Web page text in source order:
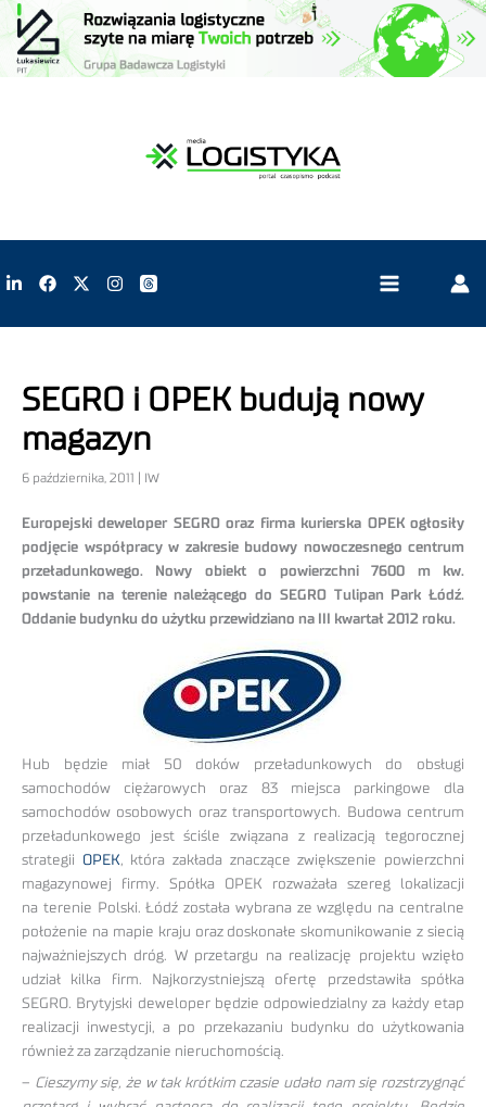
SEGRO i OPEK budują nowy
magazyn
6 października, 2011 | IW
Europejski deweloper SEGRO oraz firma kurierska OPEK ogłosiły
podjęcie współpracy w zakresie budowy nowoczesnego centrum
przeładunkowego. Nowy obiekt o powierzchni 7600 m kw.
powstanie na terenie należącego do SEGRO Tulipan Park Łódź.
Oddanie budynku do użytku przewidziano na III kwartał 2012 roku.
Hub będzie miał 50 doków przeładunkowych do obsługi
samochodów ciężarowych oraz 83 miejsca parkingowe dla
samochodów osobowych oraz transportowych. Budowa centrum
przeładunkowego jest ściśle związana z realizacją tegorocznej
strategii OPEK, która zakłada znaczące zwiększenie powierzchni
magazynowej firmy. Spółka OPEK rozważała szereg lokalizacji
na terenie Polski. Łódź została wybrana ze względu na centralne
położenie na mapie kraju oraz doskonałe skomunikowanie z siecią
najważniejszych dróg. W przetargu na realizację projektu wzięło
udział kilka firm. Najkorzystniejszą ofertę przedstawiła spółka
SEGRO. Brytyjski deweloper będzie odpowiedzialny za każdy etap
realizacji inwestycji, a po przekazaniu budynku do użytkowania
również za zarządzanie nieruchomością.
– Cieszymy się, że w tak krótkim czasie udało nam się rozstrzygnąć